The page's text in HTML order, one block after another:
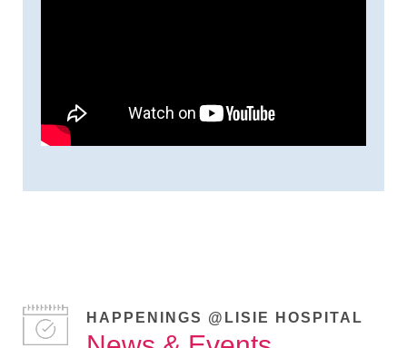
HAPPENINGS @LISIE HOSPITAL